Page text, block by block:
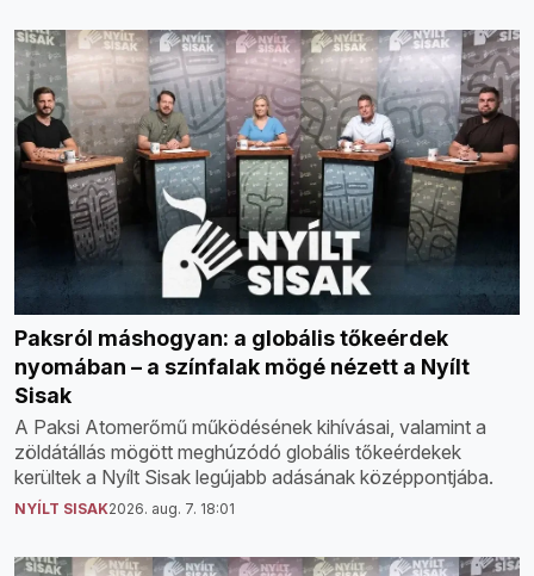
Paksról máshogyan: a globális tőkeérdek
nyomában – a színfalak mögé nézett a Nyílt
Sisak
A Paksi Atomerőmű működésének kihívásai, valamint a
zöldátállás mögött meghúzódó globális tőkeérdekek
kerültek a Nyílt Sisak legújabb adásának középpontjába.
NYÍLT SISAK2026. aug. 7. 18:01